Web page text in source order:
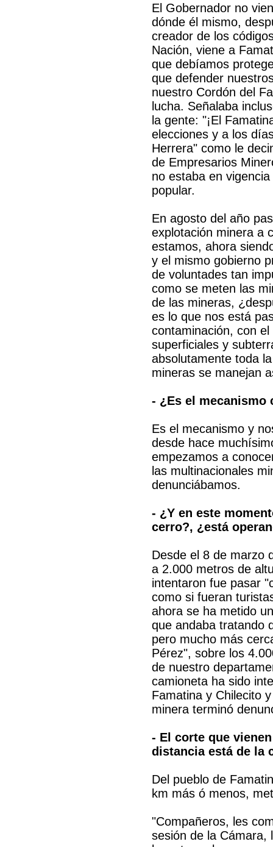
El Gobernador no
dónde él mismo,
creador de los
Nación, viene a
que debíamos
que defender
nuestro Cordón del
lucha. Señalaba
la gente: "¡El
elecciones y a los
Herrera" como le
de Empresarios
no estaba en
popular.
En agosto del año
explotación minera a
estamos, ahora
y el mismo gobierno
de voluntades tan
como se meten las
de las mineras,
es lo que nos está
contaminación, con
superficiales y
absolutamente toda
mineras se manejan
- ¿Es el mecanismo
Es el mecanismo y
desde hace
empezamos a
las multinacionales
denunciábamos.
- ¿Y en este
cerro?, ¿está
Desde el 8 de marzo
a 2.000 metros de
intentaron fue pasar
como si fueran
ahora se ha metido
que andaba tratando
pero mucho más
Pérez", sobre los
de nuestro
camioneta ha sido
Famatina y Chilecito
minera terminó
- El corte que
distancia está de la
Del pueblo de
km más ó menos,
"Compañeros, les
sesión de la Cámara,